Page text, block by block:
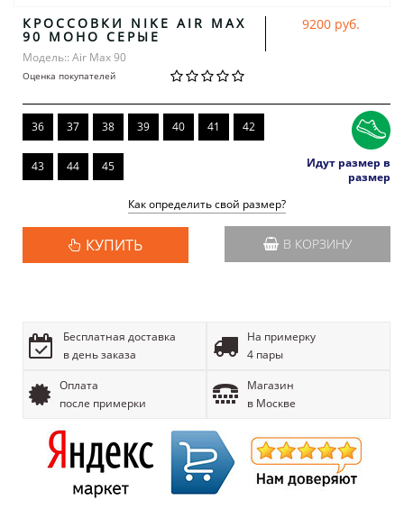
КРОССОВКИ NIKE AIR MAX
90 МОНО СЕРЫЕ
Модель:: Air Max 90
Оценка покупателей
9200 руб.
36 37 38 39 40 41 42
43 44 45
Идут размер в
размер
Как определить свой размер?
КУПИТЬ В КОРЗИНУ
Бесплатная доставка
в день заказа
На примерку
4 пары
Оплата
после примерки
Магазин
в Москве